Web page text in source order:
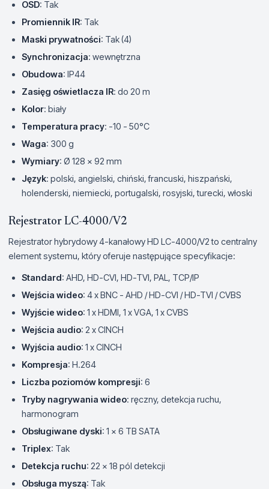
OSD: Tak
Promiennik IR: Tak
Maski prywatności: Tak (4)
Synchronizacja: wewnętrzna
Obudowa: IP44
Zasięg oświetlacza IR: do 20 m
Kolor: biały
Temperatura pracy: -10 - 50°C
Waga: 300 g
Wymiary: Ø 128 x 92 mm
Język: polski, angielski, chiński, francuski, hiszpański,
holenderski, niemiecki, portugalski, rosyjski, turecki, włoski
Rejestrator LC-4000/V2
Rejestrator hybrydowy 4-kanałowy HD LC-4000/V2 to centralny
element systemu, który oferuje następujące specyfikacje:
Standard: AHD, HD-CVI, HD-TVI, PAL, TCP/IP
Wejścia wideo: 4 x BNC - AHD / HD-CVI / HD-TVI / CVBS
Wyjście wideo: 1 x HDMI, 1 x VGA, 1 x CVBS
Wejścia audio: 2 x CINCH
Wyjścia audio: 1 x CINCH
Kompresja: H.264
Liczba poziomów kompresji: 6
Tryby nagrywania wideo: ręczny, detekcja ruchu,
harmonogram
Obsługiwane dyski: 1 x 6 TB SATA
Triplex: Tak
Detekcja ruchu: 22 x 18 pól detekcji
Obsługa myszą: Tak